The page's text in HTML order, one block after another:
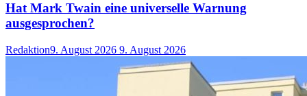
Hat Mark Twain eine universelle Warnung
ausgesprochen?
Redaktion9. August 2026 9. August 2026